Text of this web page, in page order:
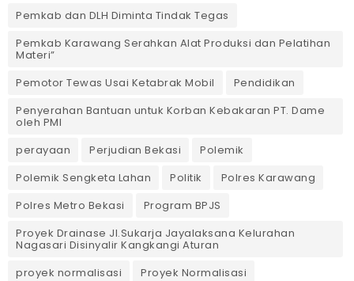
Pemkab dan DLH Diminta Tindak Tegas
Pemkab Karawang Serahkan Alat Produksi dan Pelatihan
Materi”
Pemotor Tewas Usai Ketabrak Mobil‎
Pendidikan
Penyerahan Bantuan untuk Korban Kebakaran PT. Dame
oleh PMI
perayaan
Perjudian Bekasi
Polemik
Polemik Sengketa Lahan
Politik
Polres Karawang
Polres Metro Bekasi
Program BPJS
Proyek Drainase Jl.Sukarja Jayalaksana Kelurahan
Nagasari Disinyalir Kangkangi Aturan
proyek normalisasi
Proyek Normalisasi